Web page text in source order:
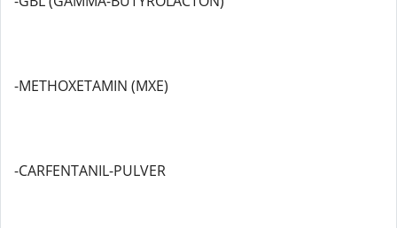
-METHOXETAMIN (MXE)
-CARFENTANIL-PULVER